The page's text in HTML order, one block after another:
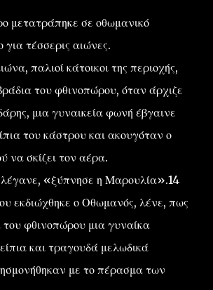
μετατράπηκε σε οθωμανικό
για τέσσερις αιώνες.
παλιοί κάτοικοι της περιοχής,
του φθινοπώρου, όταν άρχιζε
μια γυναικεία φωνή έβγαινε
του κάστρου και ακουγόταν ο
να σκίζει τον αέρα.
«ξύπνησε η Μαρουλία».14
εκδιώχθηκε ο Οθωμανός, λένε, πως
φθινοπώρου μια γυναίκα
και τραγουδά μελωδικά
με το πέρασμα των